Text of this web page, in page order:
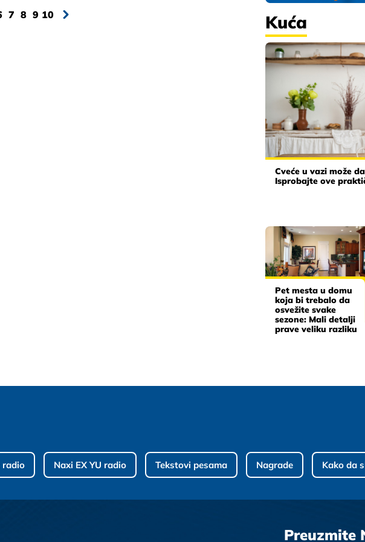
7 8 9 10 Kuća
Cveće u vazi može
Isprobajte ove
Pet mesta u domu
koja bi trebalo da
osvežite svake
sezone: Mali detalji
prave veliku razliku
radio Naxi EX YU radio Tekstovi pesama Nagrade Kako da
Preuzmite